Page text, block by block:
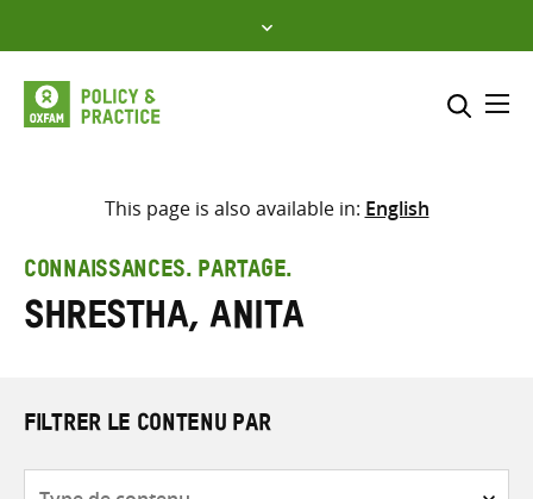
to
content
Sélectionner l’emplacement
Saisir
les
termes
This page is also available in: English
CONNAISSANCES. PARTAGE.
Shrestha, Anita
FILTRER LE CONTENU PAR